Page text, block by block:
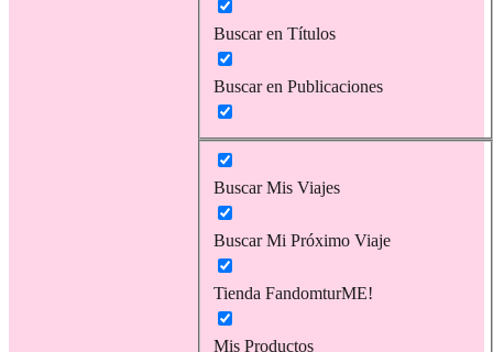
Buscar en Títulos
Buscar en Publicaciones
Buscar Mis Viajes
Buscar Mi Próximo Viaje
Tienda FandomturME!
Mis Productos